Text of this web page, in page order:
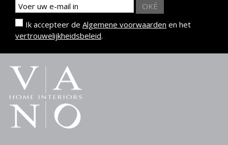
OKÉ
Ik accepteer de Algemene voorwaarden en het
vertrouwelijkheidsbeleid.